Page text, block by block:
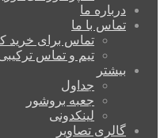
درباره ما
تماس با ما
تماس برای خرید
تیم و تماس
بیشتر
جداول
جعبه بروشور
لینکدونی
گالری تصاویر